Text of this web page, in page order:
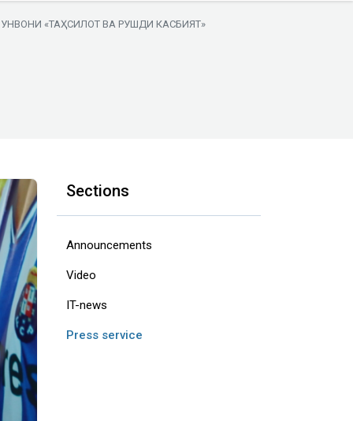
«ТАҲСИЛОТ ВА РУШДИ КАСБИЯТ»
Sections
Announcements
Video
IT-news
Press service